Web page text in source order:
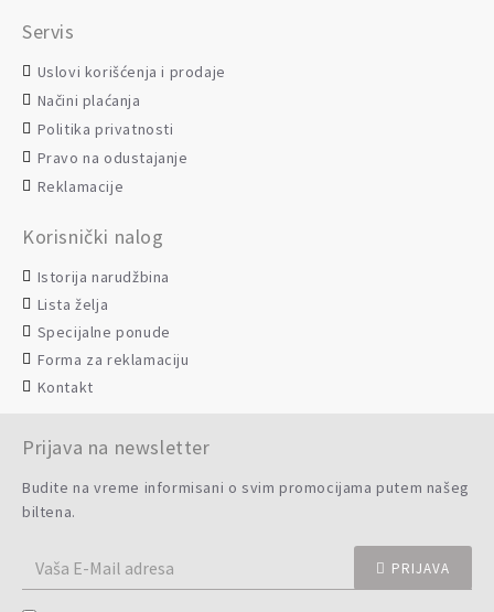
Servis
Uslovi korišćenja i prodaje
Načini plaćanja
Politika privatnosti
Pravo na odustajanje
Reklamacije
Korisnički nalog
Istorija narudžbina
Lista želja
Specijalne ponude
Forma za reklamaciju
Kontakt
Prijava na newsletter
Budite na vreme informisani o svim promocijama putem našeg
biltena.
PRIJAVA